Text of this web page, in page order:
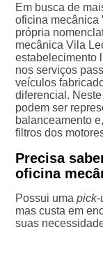
Em busca de
oficina mecânica
própria
mecânica Vila
estabelecimento
nos serviços
veículos
diferencial.
podem ser
balanceamento
filtros dos
Precisa
oficina
Possui uma pick-
mas custa em
suas